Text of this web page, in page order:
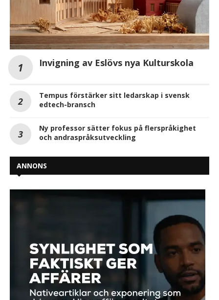
Invigning av Eslövs nya Kulturskola
Tempus förstärker sitt ledarskap i svensk
edtech-bransch
Ny professor sätter fokus på flerspråkighet
och andraspråksutveckling
ANNONS